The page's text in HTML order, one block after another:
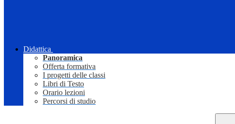
Didattica
Panoramica
Offerta formativa
I progetti delle classi
Libri di Testo
Orario lezioni
Percorsi di studio